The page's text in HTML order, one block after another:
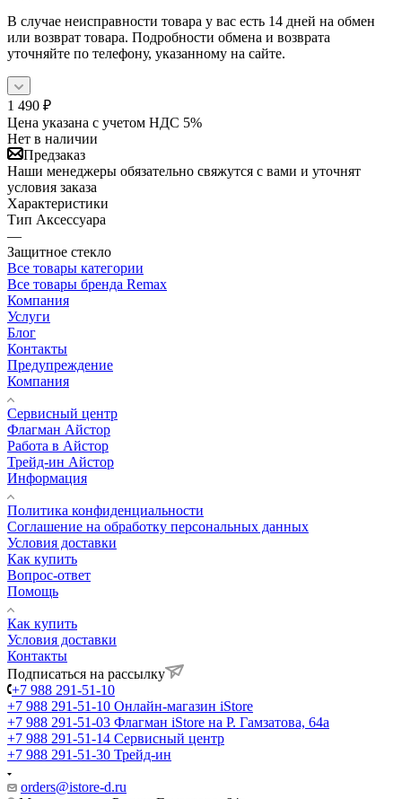
В случае неисправности товара у вас есть 14 дней на обмен
или возврат товара. Подробности обмена и возврата
уточняйте по телефону, указанному на сайте.
1 490 ₽
Цена указана с учетом НДС 5%
Нет в наличии
Предзаказ
Наши менеджеры обязательно свяжутся с вами и уточнят
условия заказа
Характеристики
Тип Аксессуара
—
Защитное стекло
Все товары категории
Все товары бренда Remax
Компания
Услуги
Блог
Контакты
Предупреждение
Компания
Сервисный центр
Флагман Айстор
Работа в Айстор
Трейд-ин Айстор
Информация
Политика конфиденциальности
Соглашение на обработку персональных данных
Условия доставки
Как купить
Вопрос-ответ
Помощь
Как купить
Условия доставки
Контакты
Подписаться на рассылку
+7 988 291-51-10
+7 988 291-51-10 Онлайн-магазин iStore
+7 988 291-51-03 Флагман iStore на Р. Гамзатова, 64а
+7 988 291-51-14 Сервисный центр
+7 988 291-51-30 Трейд-ин
orders@istore-d.ru